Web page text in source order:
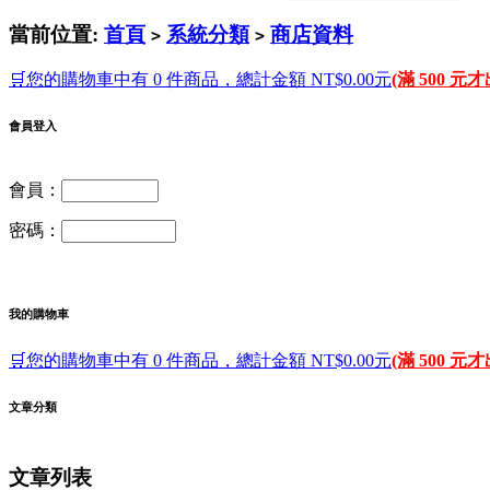
當前位置: 首頁 > 系統分類 > 商店資料
🛒您的購物車中有 0 件商品，總計金額 NT$0.00元(滿 500 元才
會員登入
會員：
密碼：
我的購物車
🛒您的購物車中有 0 件商品，總計金額 NT$0.00元(滿 500 元才
文章分類
文章列表